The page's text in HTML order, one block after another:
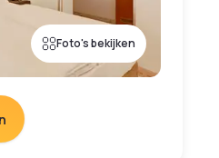
Foto's bekijken